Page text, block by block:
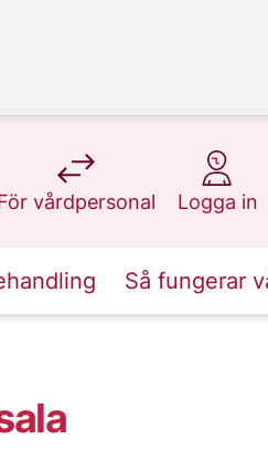
vårdpersonal
på 1177.se
Logga in
på 1177.se
Så fungerar